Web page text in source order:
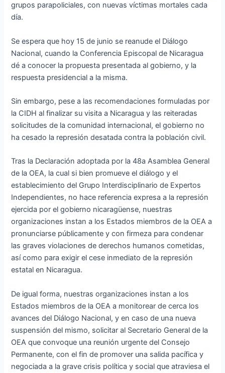
grupos parapoliciales, con nuevas víctimas mortales cada
día.
Se espera que hoy 15 de junio se reanude el Diálogo
Nacional, cuando la Conferencia Episcopal de Nicaragua
dé a conocer la propuesta presentada al gobierno, y la
respuesta presidencial a la misma.
Sin embargo, pese a las recomendaciones formuladas por
la CIDH al finalizar su visita a Nicaragua y las reiteradas
solicitudes de la comunidad internacional, el gobierno no
ha cesado la represión desatada contra la población civil.
Tras la Declaración adoptada por la 48a Asamblea General
de la OEA, la cual si bien promueve el diálogo y el
establecimiento del Grupo Interdisciplinario de Expertos
Independientes, no hace referencia expresa a la represión
ejercida por el gobierno nicaragüense, nuestras
organizaciones instan a los Estados miembros de la OEA a
pronunciarse públicamente y con firmeza para condenar
las graves violaciones de derechos humanos cometidas,
así como para exigir el cese inmediato de la represión
estatal en Nicaragua.
De igual forma, nuestras organizaciones instan a los
Estados miembros de la OEA a monitorear de cerca los
avances del Diálogo Nacional, y en caso de una nueva
suspensión del mismo, solicitar al Secretario General de la
OEA que convoque una reunión urgente del Consejo
Permanente, con el fin de promover una salida pacífica y
negociada a la grave crisis política y social que atraviesa el